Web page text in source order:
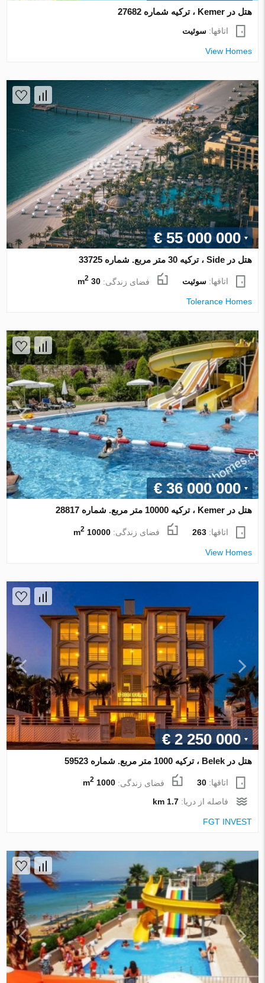
هتل در Kemer ، ترکیه شماره 27682
اتاقها:سوئیت
View Homes
€ 55 000 000
هتل در Side ، ترکیه 30 متر مربع. شماره 33725
اتاقها:سوئیت فضای زندگی:30 m
2
Tolerance Homes
€ 36 000 000
هتل در Kemer ، ترکیه 10000 متر مربع. شماره 28817
اتاقها:263 فضای زندگی:10000 m
2
View Homes
€ 2 250 000
هتل در Belek ، ترکیه 1000 متر مربع. شماره 59523
اتاقها:30 فضای زندگی:1000 m
2
فاصله از دریا:1.7 km
FGT INVEST